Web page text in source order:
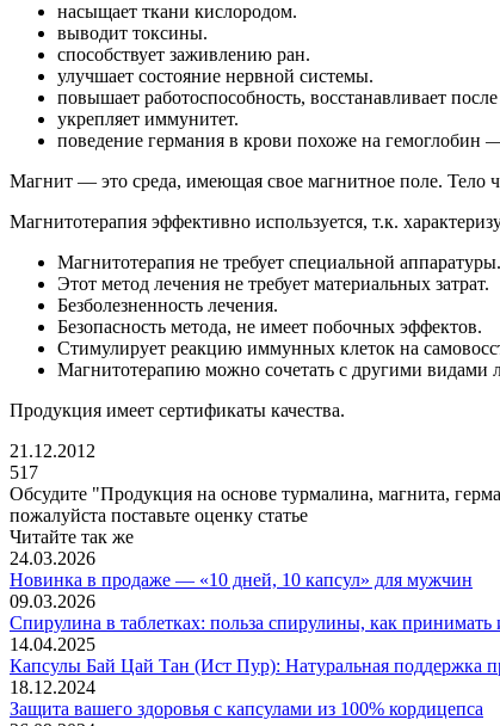
насыщает ткани кислородом.
выводит токсины.
способствует заживлению ран.
улучшает состояние нервной системы.
повышает работоспособность, восстанавливает
укрепляет иммунитет.
поведение германия в крови похоже на гемоглобин
Магнит — это среда, имеющая свое магнитное поле. Тело
Магнитотерапия эффективно используется, т.к.
Магнитотерапия не требует специальной аппаратуры.
Этот метод лечения не требует материальных затрат.
Безболезненность лечения.
Безопасность метода, не имеет побочных эффектов.
Стимулирует реакцию иммунных клеток на
Магнитотерапию можно сочетать с другими видами
Продукция имеет сертификаты качества.
21.12.2012
517
Обсудите "Продукция на основе турмалина, магнита,
пожалуйста поставьте оценку статье
Читайте так же
24.03.2026
Новинка в продаже — «10 дней, 10 капсул» для мужчин
09.03.2026
Спирулина в таблетках: польза спирулины, как
14.04.2025
Капсулы Бай Цай Тан (Ист Пур): Натуральная поддержка
18.12.2024
Защита вашего здоровья с капсулами из 100% кордицепса